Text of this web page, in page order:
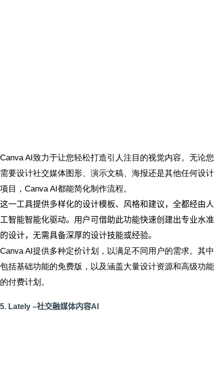
Canva AI致力于让您轻松打造引人注目的视觉内容。无论您
需要设计社交媒体图形、演示文稿、海报还是其他任何设计
项目，Canva AI都能简化制作流程。
这一工具提供多样化的设计模板、风格和建议，全都经由人
工智能智能化驱动。用户可借助此功能快速创建出专业水准
的设计，无需具备深厚的设计技能或经验。
Canva AI提供多种定价计划，以满足不同用户的需求。其中
包括基础功能的免费版，以及涵盖大量设计资源和高级功能
的付费计划 。
5. Lately –社交融媒体内容AI